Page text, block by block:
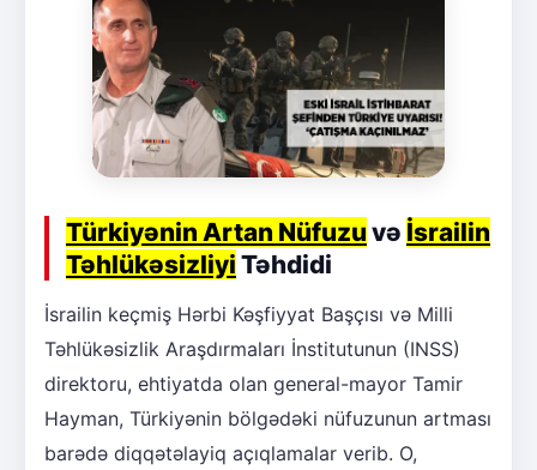
Türkiyənin Artan Nüfuzu və İsrailin
Təhlükəsizliyi Təhdidi
İsrailin keçmiş Hərbi Kəşfiyyat Başçısı və Milli
Təhlükəsizlik Araşdırmaları İnstitutunun (INSS)
direktoru, ehtiyatda olan general-mayor Tamir
Hayman, Türkiyənin bölgədəki nüfuzunun artması
barədə diqqətəlayiq açıqlamalar verib. O,